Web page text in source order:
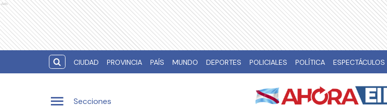
Ads
CIUDAD PROVINCIA PAÍS MUNDO DEPORTES POLICIALES POLÍTICA ESPECTÁCULOS
Secciones